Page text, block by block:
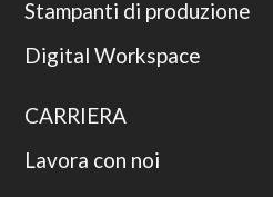
Stampanti di produzione
Digital Workspace
CARRIERA
Lavora con noi